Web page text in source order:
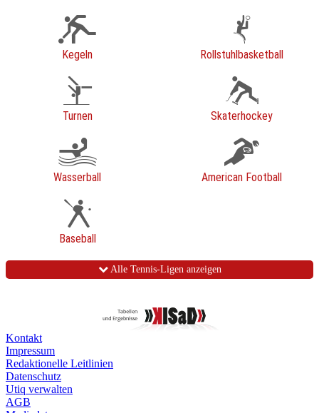
Kegeln Rollstuhlbasketball
Turnen Skaterhockey
Wasserball American Football
Baseball
Alle Tennis-Ligen anzeigen
Kontakt
Impressum
Redaktionelle Leitlinien
Datenschutz
Utiq verwalten
AGB